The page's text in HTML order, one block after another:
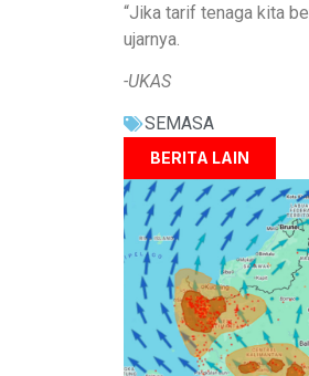
“Jika tarif tenaga kita
ujarnya.
-UKAS
SEMASA
BERITA LAIN